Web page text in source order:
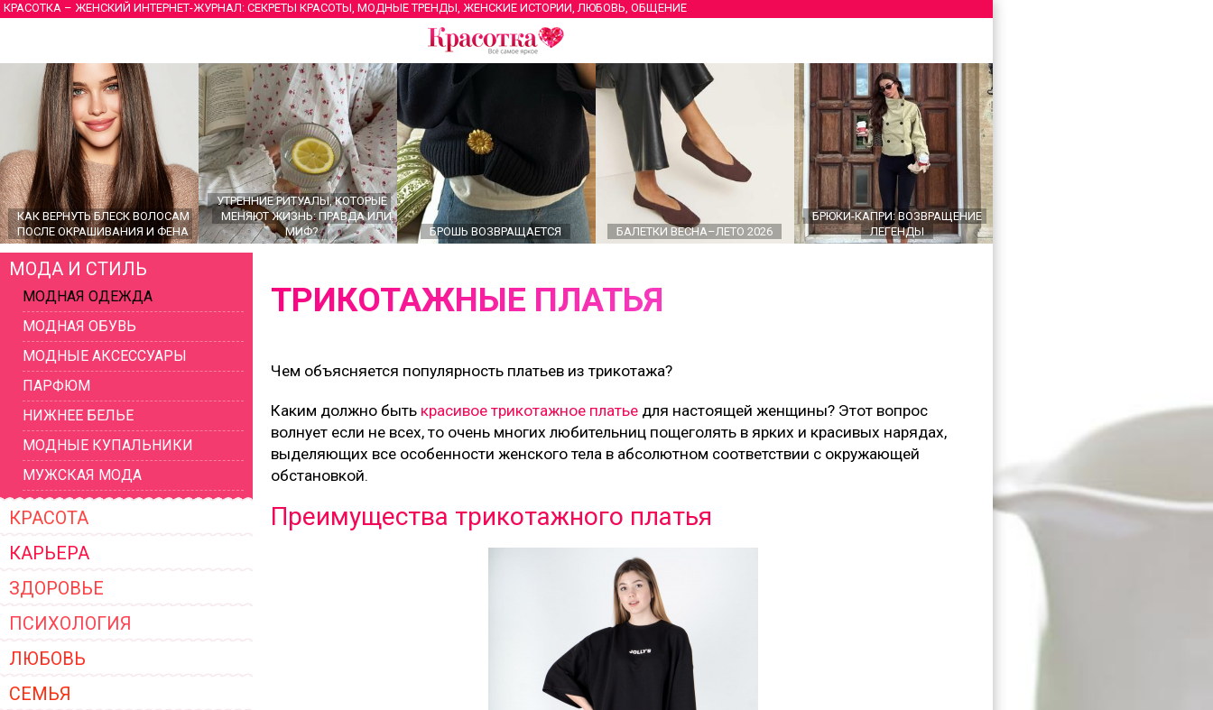
КРАСОТКА – ЖЕНСКИЙ ИНТЕРНЕТ-ЖУРНАЛ: СЕКРЕТЫ КРАСОТЫ, МОДНЫЕ ТРЕНДЫ, ЖЕНСКИЕ ИСТОРИИ, ЛЮБОВЬ, ОБЩЕНИЕ
КАК ВЕРНУТЬ БЛЕСК ВОЛОСАМ
ПОСЛЕ ОКРАШИВАНИЯ И ФЕНА
УТРЕННИЕ РИТУАЛЫ, КОТОРЫЕ
МЕНЯЮТ ЖИЗНЬ: ПРАВДА ИЛИ
МИФ?
БРОШЬ ВОЗВРАЩАЕТСЯ БАЛЕТКИ ВЕСНА–ЛЕТО 2026
БРЮКИ-КАПРИ: ВОЗВРАЩЕНИЕ
ЛЕГЕНДЫ
ГЛАВНЫЕ ТРЕНДЫ ВЕРХНЕЙ
ЖЕНСКОЙ ОДЕЖДЫ 2026
МОДА И СТИЛЬ
МОДНАЯ ОДЕЖДА
МОДНАЯ ОБУВЬ
МОДНЫЕ АКСЕССУАРЫ
ПАРФЮМ
НИЖНЕЕ БЕЛЬЕ
МОДНЫЕ КУПАЛЬНИКИ
МУЖСКАЯ МОДА
КРАСОТА
КАРЬЕРА
ЗДОРОВЬЕ
ПСИХОЛОГИЯ
ЛЮБОВЬ
СЕМЬЯ
ТРИКОТАЖНЫЕ ПЛАТЬЯ
Чем объясняется популярность платьев из трикотажа?
Каким должно быть красивое трикотажное платье для настоящей женщины? Этот вопрос
волнует если не всех, то очень многих любительниц пощеголять в ярких и красивых нарядах,
выделяющих все особенности женского тела в абсолютном соответствии с окружающей
обстановкой.
Преимущества трикотажного платья